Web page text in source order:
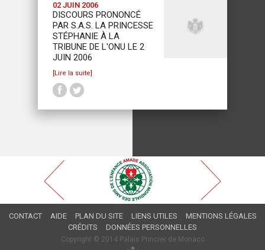
02 JUIN 2006
DISCOURS PRONONCÉ
PAR S.A.S. LA PRINCESSE
STÉPHANIE À LA
TRIBUNE DE L'ONU LE 2
JUIN 2006
[Lire la suite]
CONTACT AIDE PLAN DU SITE LIENS UTILES
MENTIONS LÉGALES
CRÉDITS
DONNÉES PERSONNELLES
Copyright © 2014 Palais Princier de Monaco